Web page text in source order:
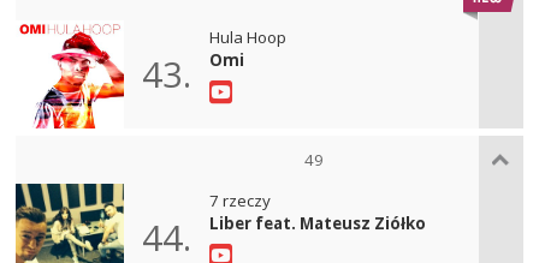
43.
Hula Hoop
Omi
49
44.
7 rzeczy
Liber feat. Mateusz Ziółko